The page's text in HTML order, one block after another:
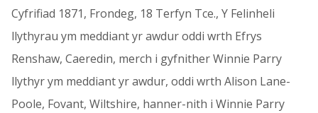
Cyfrifiad 1871, Frondeg, 18 Terfyn Tce., Y Felinheli
llythyrau ym meddiant yr awdur oddi wrth Efrys
Renshaw, Caeredin, merch i gyfnither Winnie Parry
llythyr ym meddiant yr awdur, oddi wrth Alison Lane-
Poole, Fovant, Wiltshire, hanner-nith i Winnie Parry